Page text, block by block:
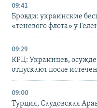
09:41
Бровди: украинские
«теневого флота» у
09:29
КРЦ: Украинцев,
отпускают после
09:00
Турция, Саудовская